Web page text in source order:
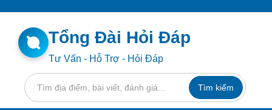
Tổng Đài Hỏi Đáp
Tư Vấn - Hỗ Trợ - Hỏi Đáp